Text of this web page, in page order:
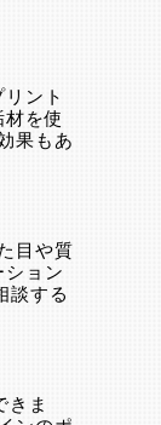
ント
を使
果もあ
目や質
ション
談する
きま